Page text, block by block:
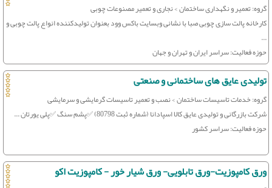
گروه: تعمیر و نگهداری ساختمان > نجاری و تعمیر مصنوعات چوبی
کارخانه پالت سازی چوبی صبا با نشانی وبسایت باکس وود بعنوان تولیدکننده انواع پالت چوبی و
...
حوزه فعالیت: سراسر ایران و تهران و جهان
تولیدی عایق های ساختمانی و صنعتی
گروه: خدمات تاسیسات ساختمان > نصب و تعمیر تاسیسات گرمایشی و سرمایشی
شرکت بازرگانی و تولیدی عایق کالا اسپادانا (شماره ثبت 80798) ✅پشم سنگ ✅پلی یورتان ...
حوزه فعالیت: سراسر کشور
ورق کام‍‍پوزیت-ورق تابلویی- ورق شیار خور - کامپوزیت اکو